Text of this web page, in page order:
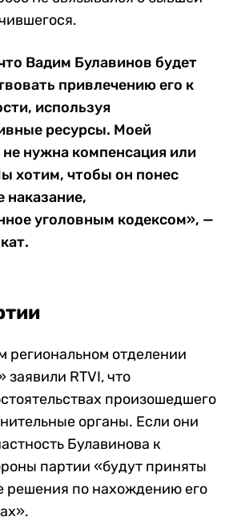
Вадим Булавинов будет
привлечению его к
используя
ресурсы. Моей
нужна компенсация или
хотим, чтобы он понес
наказание,
уголовным кодексом», —
региональном отделении
RTVI, что
произошедшего
органы. Если они
Булавинова к
партии «будут приняты
решения по нахождению его